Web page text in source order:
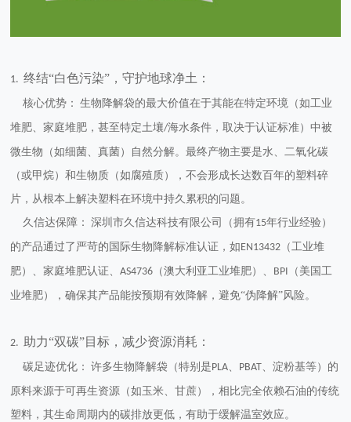
1.终结“白色污染”，守护地球净土：
核心优势： 生物降解袋的最大价值在于其能在特定环境（如工业
堆肥、家庭堆肥，甚至特定土壤/海水条件，取决于认证标准）中被
微生物（如细菌、真菌）自然分解。最终产物主要是水、二氧化碳
（或甲烷）和生物质（如腐殖质），不会形成长达数百年的塑料碎
片 ，从根本上解决塑料在环境中持久累积的问题。
久信达保障：
深圳市久信达科技有限公司（拥有15年行业经验）
的产品通过了严苛的国际生物降解标准认证，如EN13432 （工业堆
肥）、家庭堆肥认证、AS4736 （澳大利亚工业堆肥）、 BPI （美国工
业堆肥） ，确保其产品能按预期有效降解，避免“伪降解”风险。
2.助力“双碳”目标，减少资源消耗：
碳足迹优化： 许多生物降解袋（特别是PLA、 PBAT、淀粉基等）的
原料来源于可再生资源（如玉米、甘蔗），相比完全依赖石油的传统
塑料，其生命周期内的碳排放更低 ，有助于缓解温室效应。